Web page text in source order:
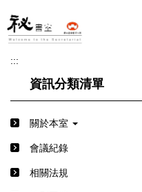
到
主
內
:::
資訊分類清單
關於本室
會議紀錄
相關法規